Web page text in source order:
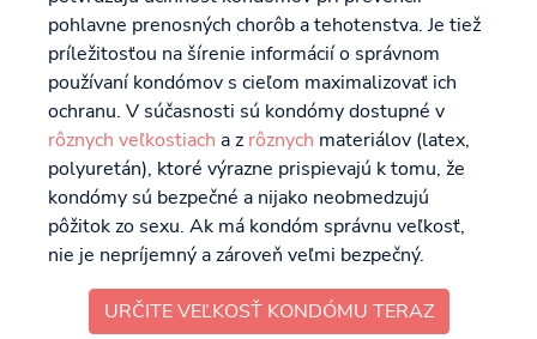
pohlavne prenosných chorôb a tehotenstva. Je tiež
príležitosťou na šírenie informácií o správnom
používaní kondómov s cieľom maximalizovať ich
ochranu. V súčasnosti sú kondómy dostupné v
rôznych veľkostiach a z rôznych materiálov (latex,
polyuretán), ktoré výrazne prispievajú k tomu, že
kondómy sú bezpečné a nijako neobmedzujú
pôžitok zo sexu. Ak má kondóm správnu veľkosť,
nie je nepríjemný a zároveň veľmi bezpečný.
URČITE VEĽKOSŤ KONDÓMU TERAZ